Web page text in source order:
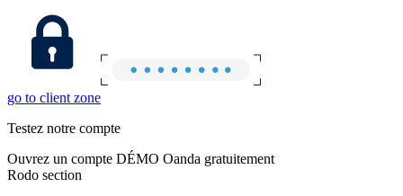
go to client zone
Testez notre compte
Ouvrez un compte DÉMO Oanda gratuitement
Rodo section